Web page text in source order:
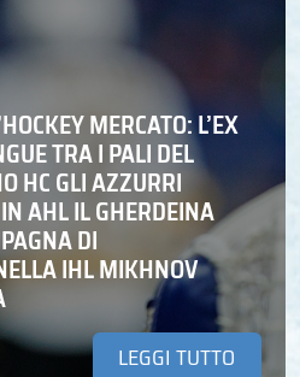
MERCATO: L’EX
TRA I PALI DEL
HC GLI AZZURRI
AHL IL GHERDEINA
DI
IHL MIKHNOV
LEGGI TUTTO